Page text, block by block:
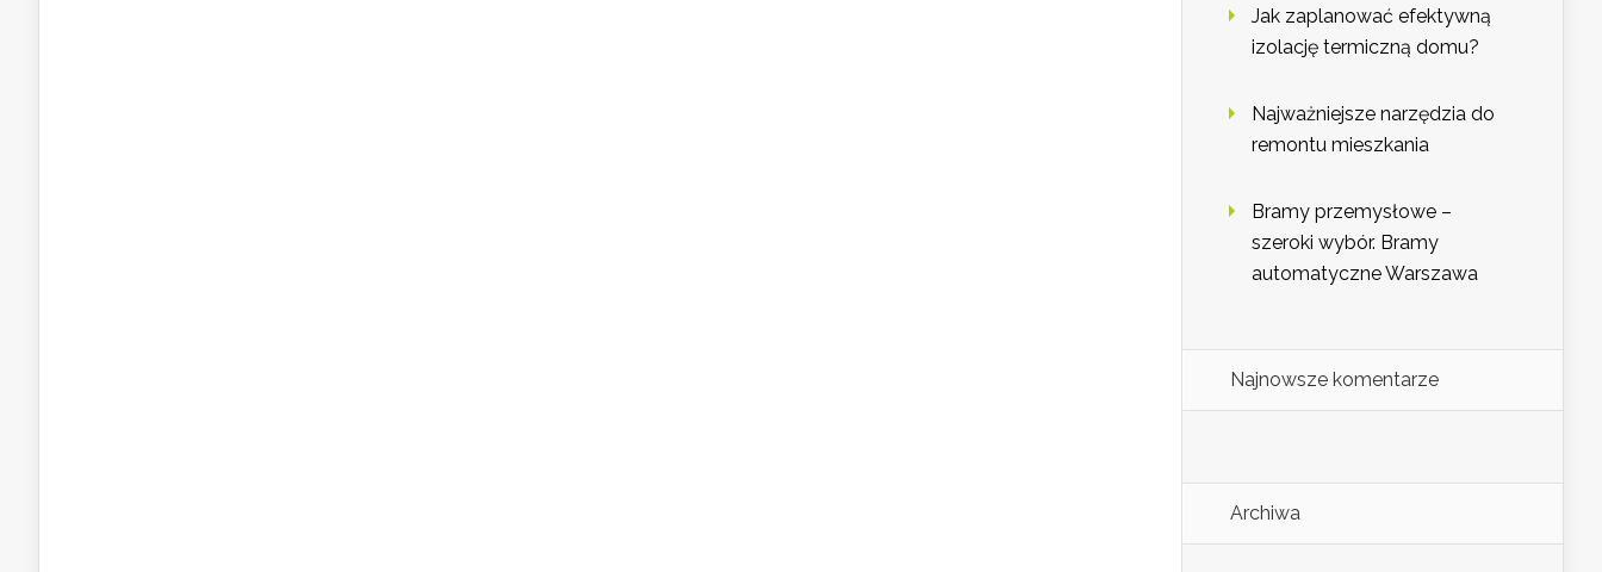
Jak zaplanować efektywną
izolację termiczną domu?
Najważniejsze narzędzia do
remontu mieszkania
Bramy przemysłowe –
szeroki wybór. Bramy
automatyczne Warszawa
Najnowsze komentarze
Archiwa